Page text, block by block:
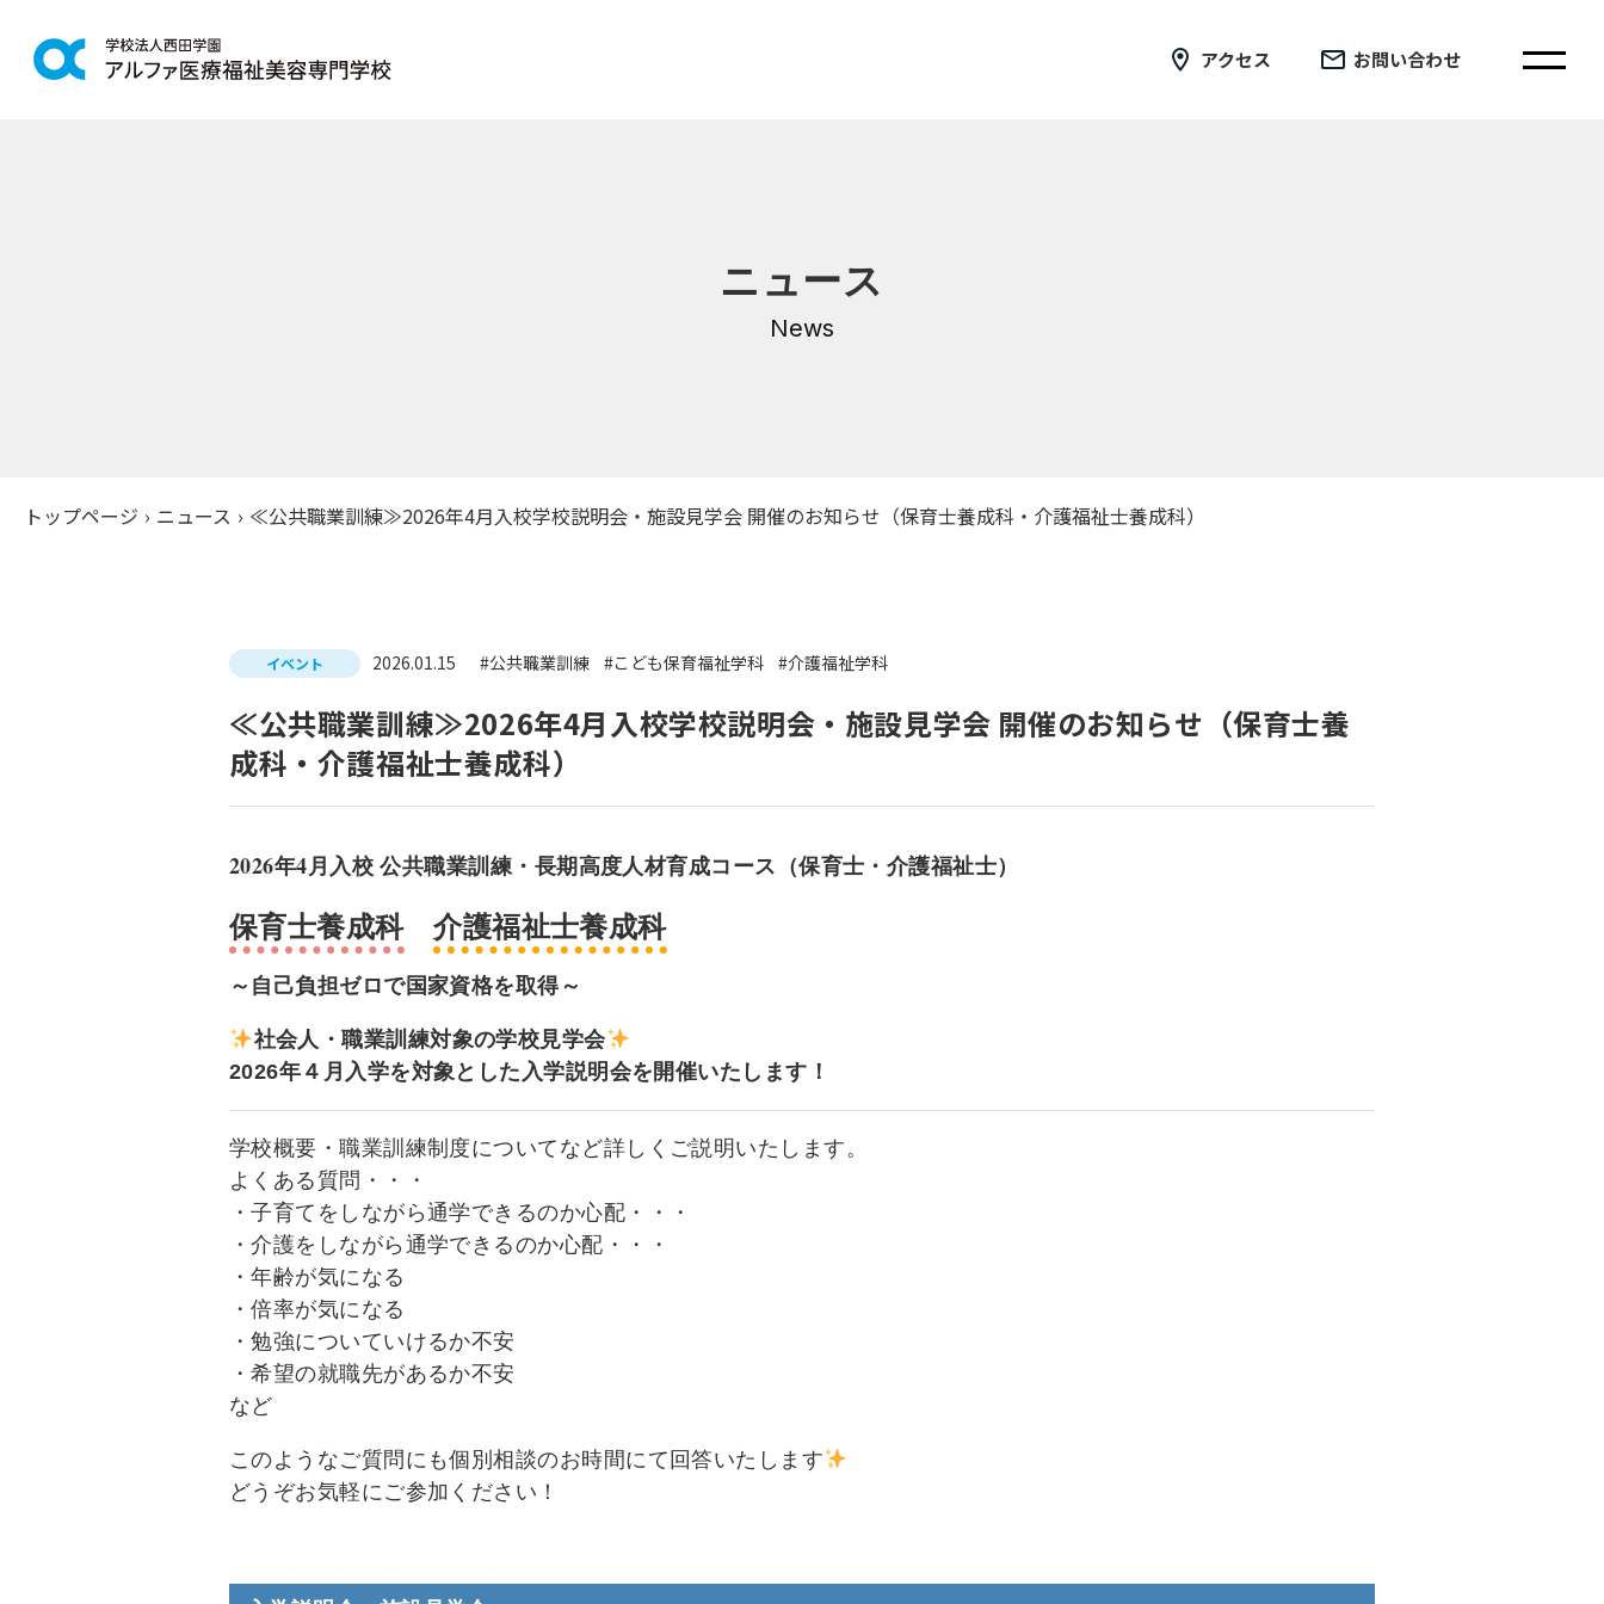
アクセス お問い合わせ
募集学科・学費
就職支援
就職サポート
求人検索システム
介護支援専門員更新研修
公共職業訓練
寄付金のご案内
ニュース
News
トップページ › ニュース › ≪公共職業訓練≫2026年4月入校学校説明会・施設見学会 開催のお知らせ（保育士養成科・介護福祉士養成科）
イベント 2026.01.15 #公共職業訓練 #こども保育福祉学科 #介護福祉学科
≪公共職業訓練≫2026年4月入校学校説明会・施設見学会 開催のお知らせ（保育士養
成科・介護福祉士養成科）
2026年4月入校 公共職業訓練・長期高度人材育成コース （保育士・介護福祉士）
保育士養成科 介護福祉士養成科
～自己負担ゼロで国家資格を取得～
社会人・職業訓練対象の学校見学会
2026年４ 月入学を対象とした入学説明会を開催いたします！
学校概要・職業訓練制度についてなど詳しくご説明いたします。
よくある質問・・・
・子育てをしながら通学できるのか心配・・・
・介護をしながら通学できるのか心配・・・
・年齢が気になる
・倍率が気になる
・勉強についていけるか不安
・希望の就職先があるか不安
など
このようなご質問にも個別相談のお時間にて回答いたします
どうぞお気軽にご参加ください！